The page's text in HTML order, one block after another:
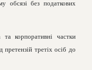
обсязі без податкових
корпоративні частки
третіх осіб до